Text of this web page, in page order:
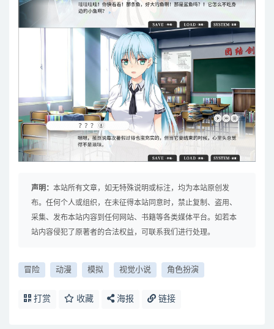
声明： 本站所有文章，如无特殊说明或标注，均为本站原创发
布。任何个人或组织，在未征得本站同意时，禁止复制、盗用、
采集、发布本站内容到任何网站、书籍等各类媒体平台。如若本
站内容侵犯了原著者的合法权益，可联系我们进行处理。
冒险 动漫 模拟 视觉小说 角色扮演
打赏 收藏 海报 链接